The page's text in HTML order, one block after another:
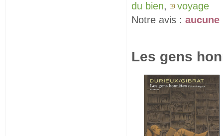
du bien,
voyage
Notre avis : aucune
Les gens